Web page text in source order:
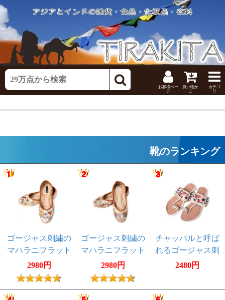
お客様ペー
ジ
買い物か
ご
カテゴ
リ
靴のランキング
ゴージャス刺繍の
マハラニフラット
シューズ
2980円
ゴージャス刺繍の
マハラニフラット
シューズ
2980円
チャッパルと呼ば
れるゴージャス刺
繍のサンダル - ホ
2480円